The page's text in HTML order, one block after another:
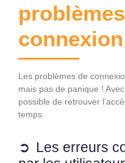
connexion
Les problèmes de
mais pas de panique !
possible de retrouver
temps.
Les erreurs